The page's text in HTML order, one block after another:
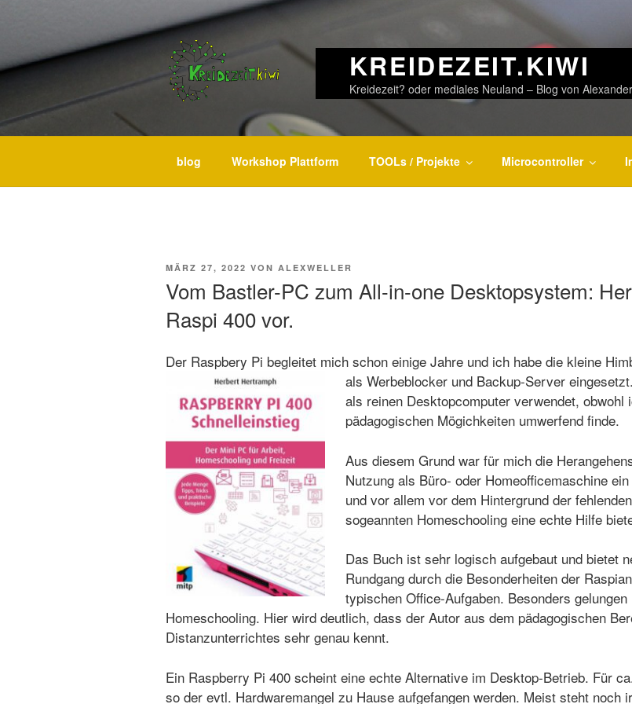
KREIDEZEIT.KIWI
Kreidezeit? oder mediales Neuland – Blog von
blog Workshop Plattform TOOLs / Projekte Microcontroller
VERÖFFENTLICHT
MÄRZ 27, 2022 VONALEXWELLER
Vom Bastler-PC zum All-in-one Desktopsystem:
Raspi 400 vor.
Der Raspbery Pi begleitet mich schon einige Jahre und ich habe die kleine
als Werbeblocker und Backup-Server
als reinen Desktopcomputer verwendet,
pädagogischen Mögichkeiten umwerfend finde.
Aus diesem Grund war für mich die
Nutzung als Büro- oder Homeofficemaschine
und vor allem vor dem Hintergrund der
sogeannten Homeschooling eine echte Hilfe
Das Buch ist sehr logisch aufgebaut und bietet
Rundgang durch die Besonderheiten der
typischen Office-Aufgaben. Besonders
Homeschooling. Hier wird deutlich, dass der Autor aus dem pädagogischen
Distanzunterrichtes sehr genau kennt.
Ein Raspberry Pi 400 scheint eine echte Alternative im Desktop-Betrieb. Für
so der evtl. Hardwaremangel zu Hause aufgefangen werden. Meist steht noch